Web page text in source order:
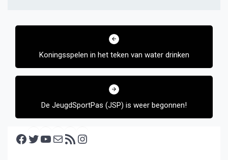
Bericht
Koningsspelen in het teken van water drinken
De JeugdSportPas (JSP) is weer begonnen!
Facebook Twitter YouTube E-mail RSS feed